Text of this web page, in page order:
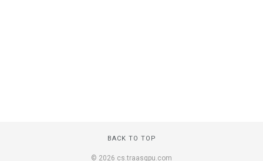
BACK TO TOP
© 2026 cs.traasgpu.com